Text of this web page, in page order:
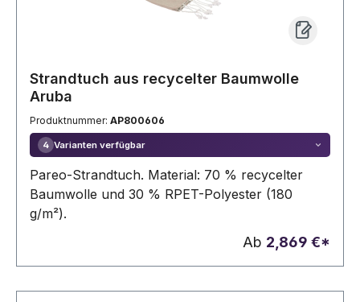
Strandtuch aus recycelter Baumwolle
Aruba
Produktnummer: AP800606
4 Varianten verfügbar
Pareo-Strandtuch. Material: 70 % recycelter
Baumwolle und 30 % RPET-Polyester (180
g/m²).
Ab 2,869 €*